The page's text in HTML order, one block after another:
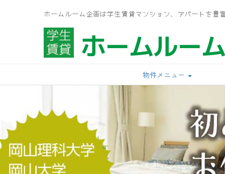
ホームルーム企画は学生賃貸マンション、アパートを
ホームルー
物件メニュー